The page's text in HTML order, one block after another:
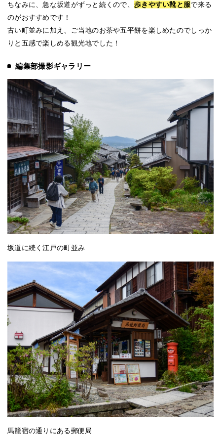
ちなみに、急な坂道がずっと続くので、歩きやすい靴と服で来る
のがおすすめです！
古い町並みに加え、ご当地のお茶や五平餅を楽しめたのでしっか
りと五感で楽しめる観光地でした！
編集部撮影ギャラリー
坂道に続く江戸の町並み
馬籠宿の通りにある郵便局